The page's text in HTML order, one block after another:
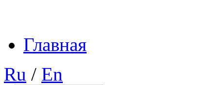
Главная
Ru / En